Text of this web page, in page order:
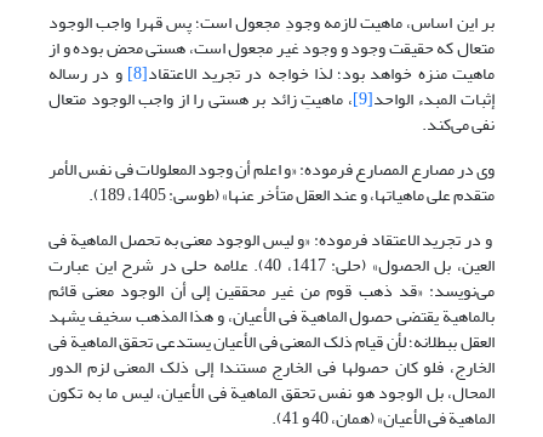
بر این اساس، ماهیت لازمه وجودِ مجعول است؛ پس قهرا واجب الوجود
متعال که حقیقت وجود و وجود غیر مجعول است، هستی محض بوده و از
ماهیت منزه خواهد بود؛ لذا خواجه در تجرید الاعتقاد[8] و در رساله
إثبات المبدء الواحد[9] ، ماهیتِ زائد بر هستی را از واجب الوجود متعال
نفی می‌کند.
وی در مصارع المصارع فرموده: «و اعلم أن وجود المعلولات فی نفس الأمر
متقدم علی ماهیاتها، و عند العقل متأخر عنها» (طوسی: 1405، 189).
و در تجرید الاعتقاد فرموده: «و لیس الوجود معنی به تحصل الماهیة فی
العین، بل الحصول» (حلی: 1417، 40). علامه حلی در شرح این عبارت
می‌نویسد: «قد ذهب قوم من غیر محققین إلی أن الوجود معنی قائم
بالماهیة یقتضی حصول الماهیة فی الأعیان، و هذا المذهب سخیف یشهد
العقل ببطلانه؛ لأن قیام ذلک المعنی فی الأعیان یستدعی تحقق الماهیة فی
الخارج، فلو کان حصولها فی الخارج مستندا إلی ذلک المعنی لزم الدور
المحال، بل الوجود هو نفس تحقق الماهیة فی الأعیان، لیس ما به تکون
الماهیة فی الأعیان» (همان، 40 و 41).